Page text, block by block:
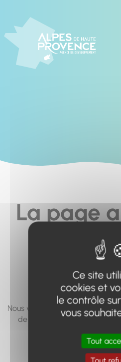
La page
vous
accéder
pas...
Nous vous invitons à utiliser le
de page, ou à utiliser le
Retour à
Ce site
cookies et
le contrôle
vous
Tout